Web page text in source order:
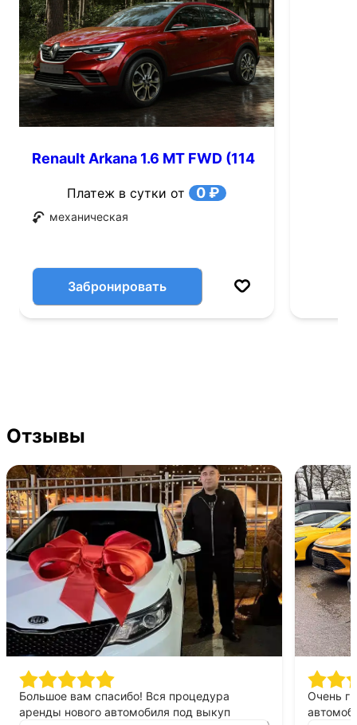
Renault Arkana 1.6 MT FWD (114
Платеж в сутки от 0 ₽
механическая
Забронировать
Отзывы
Большое вам спасибо! Вся процедура
аренды нового автомобиля под выкуп
Очень